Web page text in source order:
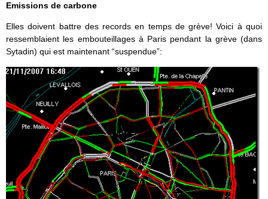
Emissions de carbone
Elles doivent battre des records en temps de grève! Voici à quoi
ressemblaient les embouteillages à Paris pendant la grève (dans
Sytadin) qui est maintenant “suspendue”: